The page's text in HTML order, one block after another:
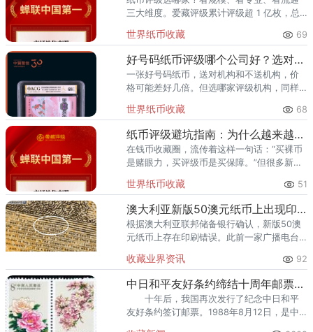
三大维度。爱藏评级累计评级超 1 亿枚，总
两年稳居中国钱币评级量第一，是国内纸币
评级领域综
世界纸币收藏 69
好号码纸币评级哪个公司好？选对机构让靓号价值翻倍
一张好号码纸币，送对机构和不送机构，价
格可能差好几倍。但选哪家评级机构，同样
高效的国内市场流通服务，已成为众多藏家
的首选之一。其累计评级量已突
世界纸币收藏 68
纸币评级避坑指南：为什么越来越多藏家选择爱藏
在钱币收藏圈，流传着这样一句话：“买裸币
是赌眼力，买评级币是买保障。”但很多新手
的评级机构，同样可能踩坑。假币入盒、分
数虚高、品相不符、售后无
世界纸币收藏 51
澳大利亚新版50澳元纸币上出现印刷错误
根据澳大利亚联邦储备银行确认，新版50澳
元纸币上存在印刷错误。此前一家广播电台
误的照片。错误出现在一组微型文字中，其
中“责任”这个词中第三个“
收藏业界资讯 92
中日和平友好条约缔结十周年邮票收藏鉴赏
十年后，我国再次发行了纪念中日和平
友好条约签订邮票。1988年8月12日，是中